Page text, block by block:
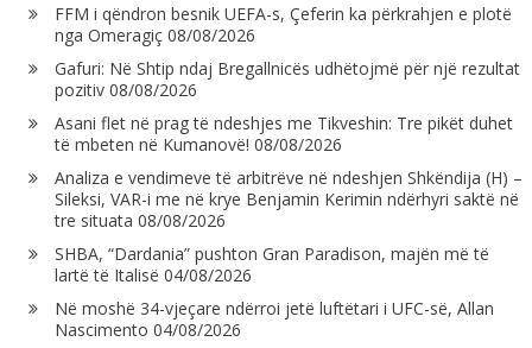
FFM i qëndron besnik UEFA-s, Çeferin ka përkrahjen e plotë
nga Omeragiç 08/08/2026
Gafuri: Në Shtip ndaj Bregallnicës udhëtojmë për një rezultat
pozitiv 08/08/2026
Asani flet në prag të ndeshjes me Tikveshin: Tre pikët duhet
të mbeten në Kumanovë! 08/08/2026
Analiza e vendimeve të arbitrëve në ndeshjen Shkëndija (H) –
Sileksi, VAR-i me në krye Benjamin Kerimin ndërhyri saktë në
tre situata 08/08/2026
SHBA, “Dardania” pushton Gran Paradison, majën më të
lartë të Italisë 04/08/2026
Në moshë 34-vjeçare ndërroi jetë luftëtari i UFC-së, Allan
Nascimento 04/08/2026